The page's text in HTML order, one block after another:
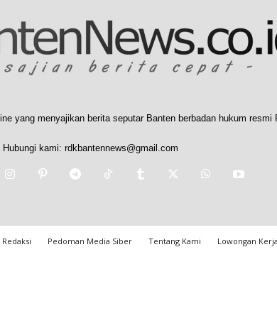
yang menyajikan berita seputar Banten berbadan hukum
Hubungi kami: rdkbantennews@gmail.com
Redaksi Pedoman Media Siber Tentang Kami Lowongan Kerja